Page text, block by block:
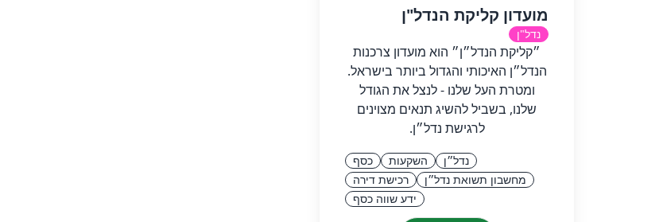
מועדון קליקת הנדל"ן
נדל"ן
״קליקת הנדל״ן״ הוא מועדון צרכנות
הנדל״ן האיכותי והגדול ביותר בישראל.
ומטרת העל שלנו - לנצל את הגודל
שלנו, בשביל להשיג תנאים מצוינים
לרגישת נדל״ן.
נדל״ן השקעות
כסף
מחשבון תשואת נדל״ן
רכישת דירה
ידע שווה כסף